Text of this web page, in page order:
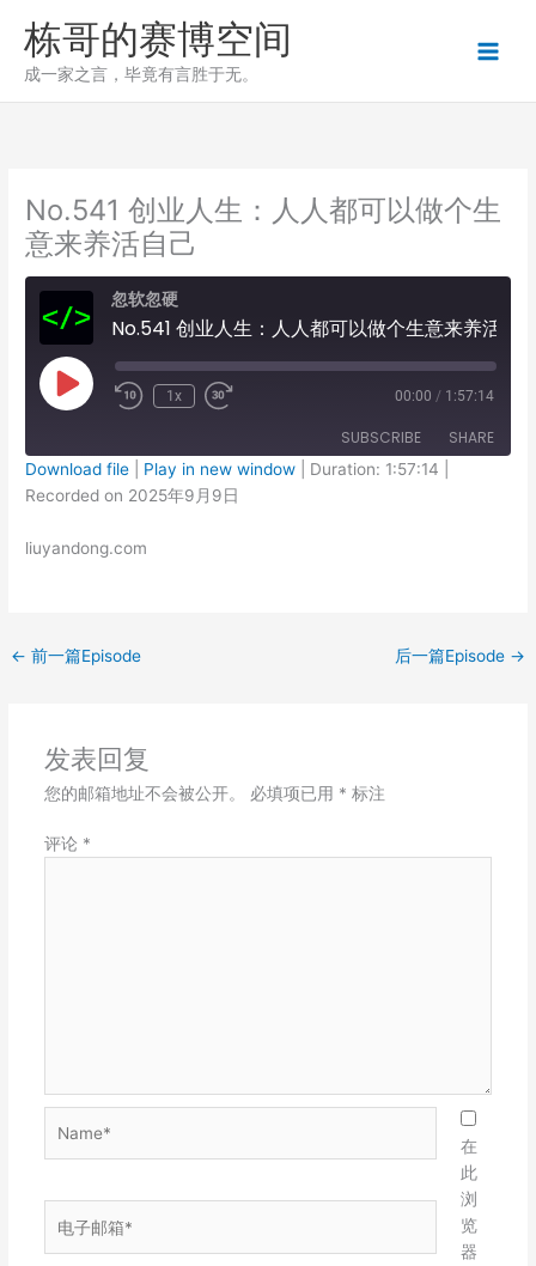
栋哥的赛博空间
成一家之言，毕竟有言胜于无。
No.541 创业人生：人人都可以做个生
意来养活自己
忽软忽硬
Play
Episode
1x 00:00 / 1:57:14
SUBSCRIBE SHARE
SHARE
LINK
Download file Play in new window Duration: 1:57:14
Recorded on 2025年9月9日
liuyandong.com
← 前一篇Episode 后一篇Episode →
发表回复
您的邮箱地址不会被公开。 必填项已用 * 标注
评论 *
子
在
此
浏
览
器